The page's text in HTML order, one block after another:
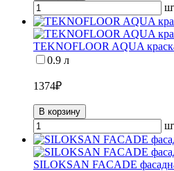
TEKNOFLOOR AQUA
0.9 л
1374₽
В корзину
SILOKSAN FACADE